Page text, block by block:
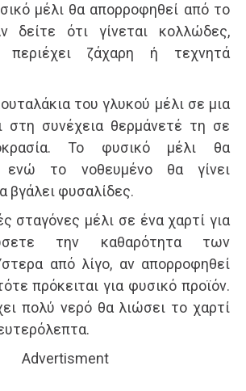
μέλι θα απορροφηθεί από το
δείτε ότι γίνεται κολλώδες,
περιέχει ζάχαρη ή τεχνητά
του γλυκού μέλι σε μια
στη συνέχεια θερμάνετέ τη σε
Το φυσικό μέλι θα
ενώ το νοθευμένο θα γίνει
βγάλει φυσαλίδες.
σταγόνες μέλι σε ένα χαρτί για
την καθαρότητα των
από λίγο, αν απορροφηθεί
πρόκειται για φυσικό προϊόν.
πολύ νερό θα λιώσει το χαρτί
Advertisment